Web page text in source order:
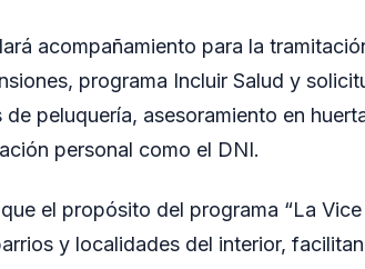
acompañamiento para la
programa Incluir Salud y
peluquería, asesoramiento en
personal como el DNI.
el propósito del programa “La Vice
y localidades del interior,